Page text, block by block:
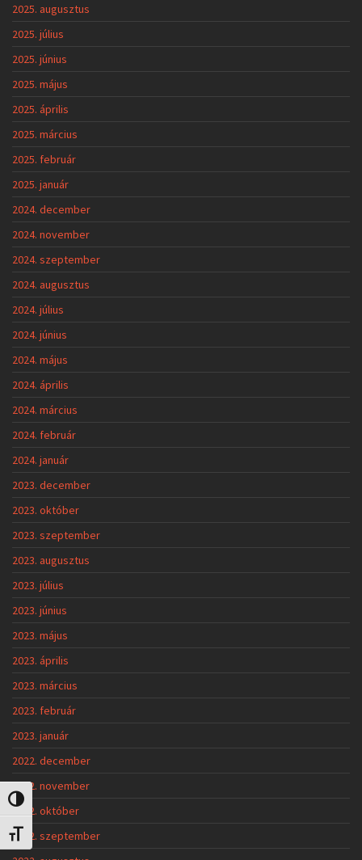
Nagy kontraszt váltása
Betűméret váltása
2025. augusztus
2025. július
2025. június
2025. május
2025. április
2025. március
2025. február
2025. január
2024. december
2024. november
2024. szeptember
2024. augusztus
2024. július
2024. június
2024. május
2024. április
2024. március
2024. február
2024. január
2023. december
2023. október
2023. szeptember
2023. augusztus
2023. július
2023. június
2023. május
2023. április
2023. március
2023. február
2023. január
2022. december
2022. november
2022. október
2022. szeptember